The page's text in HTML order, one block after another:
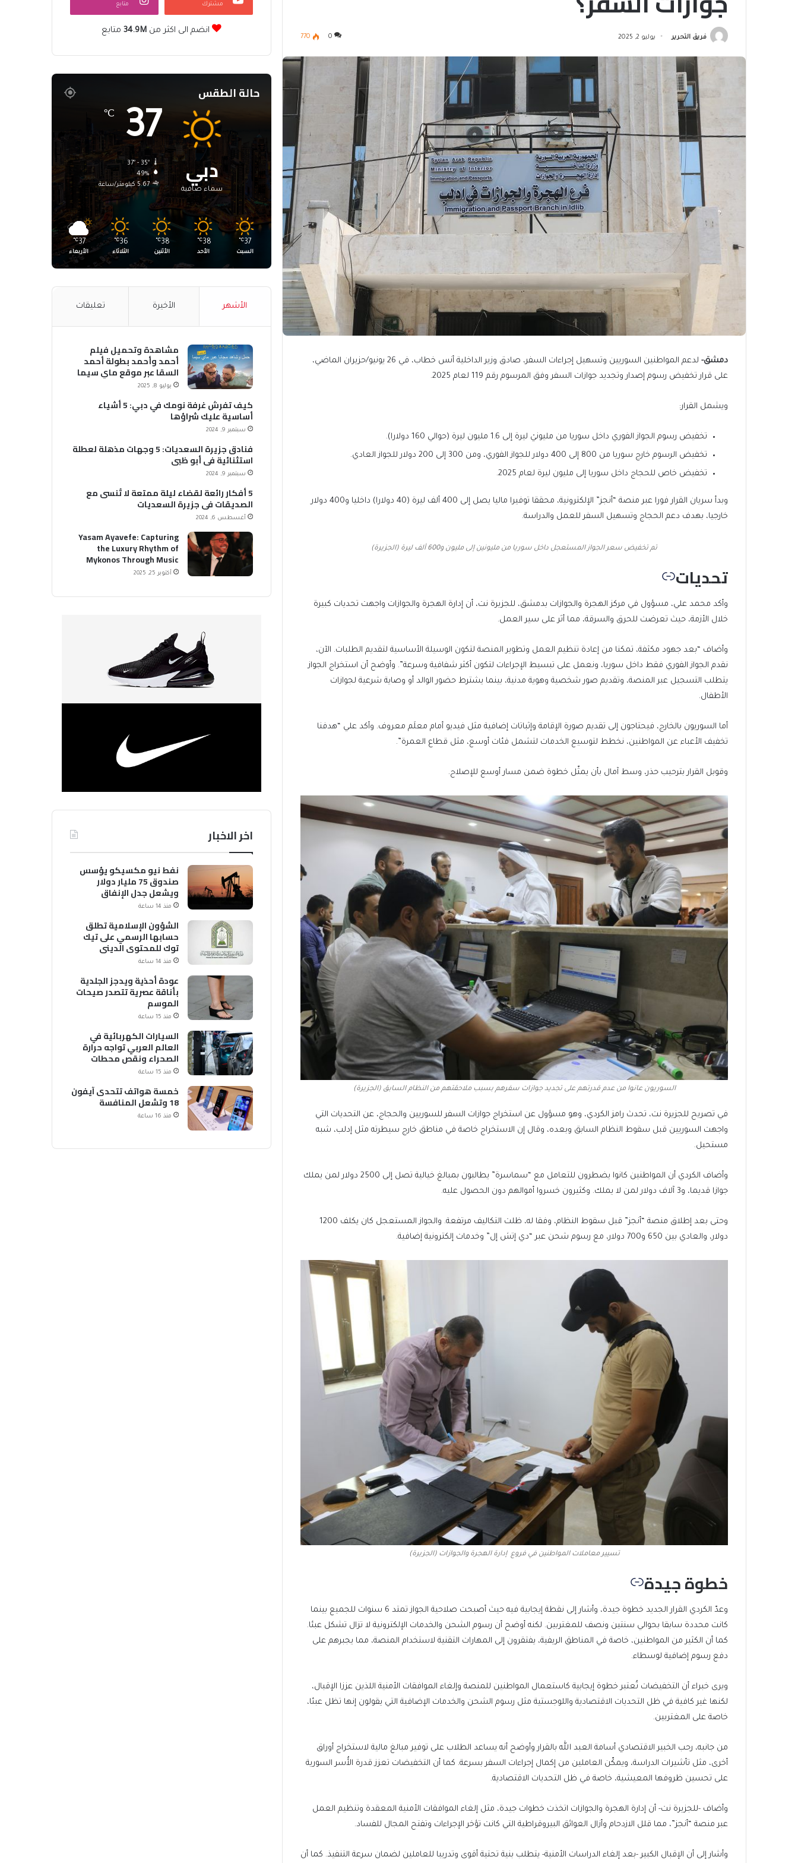
فريق التحرير يوليو 2, 2025 0
770
دمشق-
لدعم المواطنين السوريين وتسهيل إجراءات السفر، صادق وزير الداخلية أنس خطاب، في 26 يونيو/حزيران الماضي،
على قرار تخفيض رسوم إصدار وتجديد جوازات السفر وفق المرسوم رقم 119 لعام 2025.
ويشمل القرار:
تخفيض رسوم الجواز الفوري داخل سوريا من مليونيْ ليرة إلى 1.6 مليون ليرة (حوالي 160 دولارا).
تخفيض الرسوم خارج سوريا من 800 إلى 400 دولار للجواز الفوري، ومن 300 إلى 200 دولار للجواز العادي.
تخفيض خاص للحجاج داخل سوريا إلى مليون ليرة لعام 2025.
وبدأ سريان القرار فورا عبر منصة “أنجز” الإلكترونية، محققا توفيرا ماليا يصل إلى 400 ألف ليرة (40 دولارا) داخليا و400 دولار
خارجيا، بهدف دعم الحجاج وتسهيل السفر للعمل والدراسة.
تم تخفيض سعر الجواز المستعجل داخل سوريا من مليونين إلى مليون و600 ألف ليرة (الجزيرة)
تحديات
وأكد محمد علي، مسؤول في مركز الهجرة والجوازات بدمشق، للجزيرة نت، أن إدارة الهجرة والجوازات واجهت تحديات كبيرة
خلال الأزمة، حيث تعرضت للحرق والسرقة، مما أثر على سير العمل.
وأضاف “بعد جهود مكثفة، تمكنا من إعادة تنظيم العمل وتطوير المنصة لتكون الوسيلة الأساسية لتقديم الطلبات. الآن،
نقدم الجواز الفوري فقط داخل سوريا، ونعمل على تبسيط الإجراءات لتكون أكثر شفافية وسرعة”. وأوضح أن استخراج الجواز
يتطلب التسجيل عبر المنصة، وتقديم صور شخصية وهوية مدنية، بينما يشترط حضور الوالد أو وصاية شرعية لجوازات
الأطفال.
أما السوريون بالخارج، فيحتاجون إلى تقديم صورة الإقامة وإثباتات إضافية مثل فيديو أمام معلَم معروف. وأكد علي “هدفنا
تخفيف الأعباء عن المواطنين، نخطط لتوسيع الخدمات لتشمل فئات أوسع، مثل قطاع العمرة”.
وقوبل القرار بترحيب حذر، وسط آمال بأن يمثّل خطوة ضمن مسار أوسع للإصلاح.
السوريون عانوا من عدم قدرتهم على تجديد جوازات سفرهم بسبب ملاحقتهم من النظام السابق (الجزيرة)
في تصريح للجزيرة نت، تحدث رامز الكردي، وهو مسؤول عن استخراج جوازات السفر للسوريين والحجاج، عن التحديات التي
واجهت السوريين قبل سقوط النظام السابق وبعده، وقال إن الاستخراج خاصة في مناطق خارج سيطرته مثل إدلب، شبه
مستحيل.
وأضاف الكردي أن المواطنين كانوا يضطرون للتعامل مع “سماسرة” يطالبون بمبالغ خيالية تصل إلى 2500 دولار لمن يملك
جوازا قديما، و3 آلاف دولار لمن لا يملك. وكثيرون خسروا أموالهم دون الحصول عليه.
وحتى بعد إطلاق منصة “أنجز” قبل سقوط النظام، وفقا له، ظلت التكاليف مرتفعة. والجواز المستعجل كان يكلف 1200
دولار، والعادي بين 650 و700 دولار، مع رسوم شحن عبر “دي إتش إل” وخدمات إلكترونية إضافية.
تسيير معاملات المواطنين في فروع إدارة الهجرة والجوازات (الجزيرة)
خطوة جيدة
وعدّ الكردي القرار الجديد خطوة جيدة، وأشار إلى نقطة إيجابية فيه حيث أصبحت صلاحية الجواز تمتد 6 سنوات للجميع بينما
كانت محددة سابقا بحوالي سنتين ونصف للمغتربين. لكنه أوضح أن رسوم الشحن والخدمات الإلكترونية لا تزال تشكل عبئا.
كما أن الكثير من المواطنين، خاصة في المناطق الريفية، يفتقرون إلى المهارات التقنية لاستخدام المنصة، مما يجبرهم على
دفع رسوم إضافية لوسطاء.
ويرى خبراء أن التخفيضات تُعتبر خطوة إيجابية كاستعمال المواطنين للمنصة وإلغاء الموافقات الأمنية اللذين عززا الإقبال،
لكنها غير كافية في ظل التحديات الاقتصادية واللوجستية مثل رسوم الشحن والخدمات الإضافية التي يقولون إنها تظل عبئا،
خاصة على المغتربين.
من جانبه، رحب الخبير الاقتصادي أسامة العبد الله بالقرار وأوضح أنه يساعد الطلاب على توفير مبالغ مالية لاستخراج أوراق
أخرى، مثل تأشيرات الدراسة، ويمكّن العاملين من إكمال إجراءات السفر بسرعة. كما أن التخفيضات تعزز قدرة الأُسر السورية
على تحسين ظروفها المعيشية، خاصة في ظل التحديات الاقتصادية.
وأضاف -للجزيرة نت- أن إدارة الهجرة والجوازات اتخذت خطوات جيدة، مثل إلغاء الموافقات الأمنية المعقدة وتنظيم العمل
عبر منصة “أنجز”، مما قلل الازدحام وأزال العوائق البيروقراطية التي كانت تؤخر الإجراءات وتفتح المجال للفساد.
وأشار إلى أن الإقبال الكبير -بعد إلغاء الدراسات الأمنية- يتطلب بنية تحتية أقوى وتدريبا للعاملين لضمان سرعة التنفيذ. كما أن
مشترك متابع
انضم الى اكثر من34.9M متابع
حالة الطقس
دبي
سماء صافية
37
℃
37º - 35º
49%
5.67 كيلومتر/ساعة
37
℃
السبت
38
℃
الأحد
38
℃
الأثنين
36
℃
الثلاثاء
37
℃
الأربعاء
الأشهر الأخيرة تعليقات
مشاهدة وتحميل فيلم
أحمد وأحمد بطولة أحمد
السقا عبر موقع ماي سيما
MyCima (وي سيما WeCima)
يوليو 8, 2025
كيف تفرش غرفة نومك في دبي: 5 أشياء
أساسية عليك شراؤها
سبتمبر 9, 2024
فنادق جزيرة السعديات: 5 وجهات مذهلة لعطلة
استثنائية في أبو ظبي
سبتمبر 9, 2024
5 أفكار رائعة لقضاء ليلة ممتعة لا تُنسى مع
الصديقات في جزيرة السعديات
أغسطس 6, 2024
Yasam Ayavefe: Capturing
the Luxury Rhythm of
Mykonos Through Music
أكتوبر 25, 2025
اخر الاخبار
نفط نيو مكسيكو يؤسس
صندوق 75 مليار دولار
ويشعل جدل الإنفاق
منذ 14 ساعة
الشؤون الإسلامية تطلق
حسابها الرسمي على تيك
توك للمحتوى الديني
منذ 14 ساعة
عودة أحذية ويدجز الجلدية
بأناقة عصرية تتصدر صيحات
الموسم
منذ 15 ساعة
السيارات الكهربائية في
العالم العربي تواجه حرارة
الصحراء ونقص محطات
الشحن
منذ 15 ساعة
خمسة هواتف تتحدى آيفون
18 وتشعل المنافسة
منذ 16 ساعة